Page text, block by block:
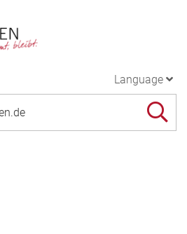
Language